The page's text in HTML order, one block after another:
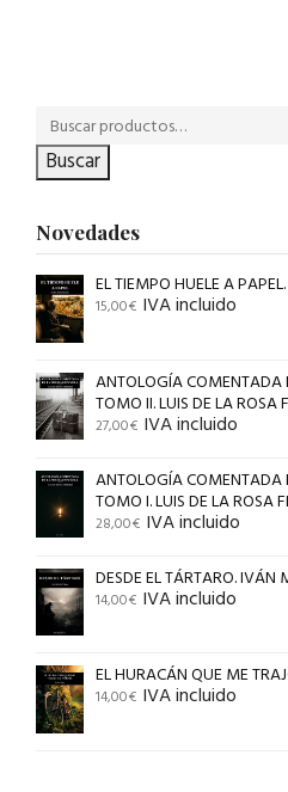
Buscar
Novedades
EL TIEMPO HUELE A
15,00€ IVA incluido
ANTOLOGÍA COMENTADA
TOMO II. LUIS DE LA ROSA
27,00€ IVA incluido
ANTOLOGÍA COMENTADA
TOMO I. LUIS DE LA ROSA
28,00€ IVA incluido
DESDE EL TÁRTARO. IVÁN
14,00€ IVA incluido
EL HURACÁN QUE ME
14,00€ IVA incluido